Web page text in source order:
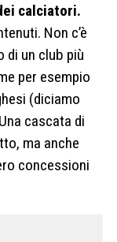
calciatori.
Non c’è
di un club più
per esempio
(diciamo
cascata di
ma anche
concessioni